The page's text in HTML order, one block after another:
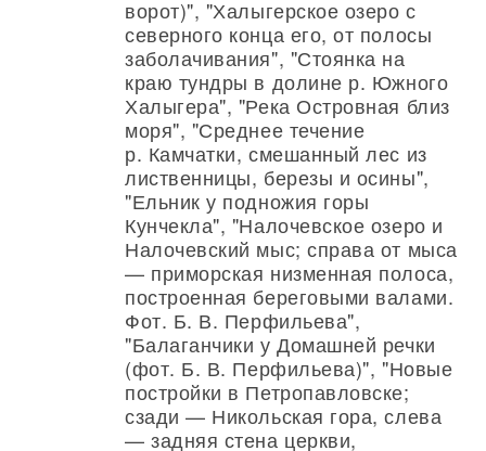
ворот)", "Халыгерское озеро с
северного конца его, от полосы
заболачивания", "Стоянка на
краю тундры в долине р. Южного
Халыгера", "Река Островная близ
моря", "Среднее течение
р. Камчатки, смешанный лес из
лиственницы, березы и осины",
"Ельник у подножия горы
Кунчекла", "Налочевское озеро и
Налочевский мыс; справа от мыса
— приморская низменная полоса,
построенная береговыми валами.
Фот. Б. В. Перфильева",
"Балаганчики у Домашней речки
(фот. Б. В. Перфильева)", "Новые
постройки в Петропавловске;
сзади — Никольская гора, слева
— задняя стена церкви,